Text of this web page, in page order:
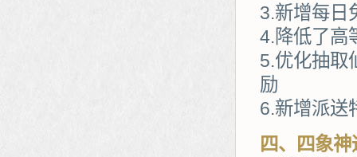
3.新增每日
4.降低了高
5.优化抽取
励
6.新增派送
四、四象